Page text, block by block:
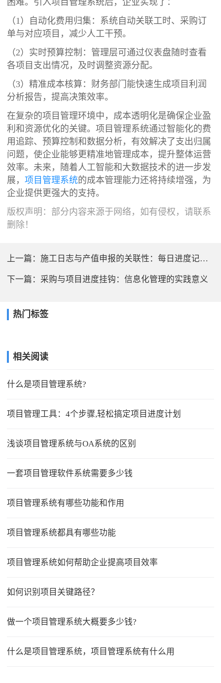
困难。引入项目管理系统后，企业实现了：
（1）自动化费用归集：系统自动关联工时、采购订
单与对应项目，减少人工干预。
（2）实时预算控制：管理层可通过仪表盘随时查看
各项目支出情况，及时调整资源分配。
（3）精准成本核算：财务部门能快速生成项目利润
分析报告，提高决策效率。
在复杂的项目管理环境中，成本透明化是确保企业盈
利和资源优化的关键。项目管理系统通过智能化的费
用追踪、预算控制和数据分析，有效解决了支出归属
问题，使企业能够更精准地管理成本，提升整体运营
效率。未来，随着人工智能和大数据技术的进一步发
展，项目管理系统的成本管理能力还将持续增强，为
企业提供更强大的支持。
版权声明：部分内容来源于网络，如有侵权，请联系
删除！
上一篇：施工日志与产值申报的关联性：每日进度记录的证据链价值
下一篇： 采购与项目进度挂钩：信息化管理的实践意义
热门标签
相关阅读
什么是项目管理系统?
项目管理工具：4个步骤,轻松搞定项目进度计划
浅谈项目管理系统与OA系统的区别
一套项目管理软件系统需要多少钱
项目管理系统有哪些功能和作用
项目管理系统都具有哪些功能
项目管理系统如何帮助企业提高项目效率
如何识别项目关键路径？
做一个项目管理系统大概要多少钱?
什么是项目管理系统，项目管理系统有什么用